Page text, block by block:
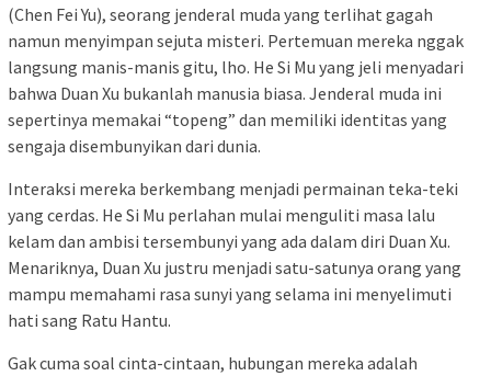
(Chen Fei Yu), seorang jenderal muda yang terlihat gagah
namun menyimpan sejuta misteri. Pertemuan mereka nggak
langsung manis-manis gitu, lho. He Si Mu yang jeli menyadari
bahwa Duan Xu bukanlah manusia biasa. Jenderal muda ini
sepertinya memakai “topeng” dan memiliki identitas yang
sengaja disembunyikan dari dunia.
Interaksi mereka berkembang menjadi permainan teka-teki
yang cerdas. He Si Mu perlahan mulai menguliti masa lalu
kelam dan ambisi tersembunyi yang ada dalam diri Duan Xu.
Menariknya, Duan Xu justru menjadi satu-satunya orang yang
mampu memahami rasa sunyi yang selama ini menyelimuti
hati sang Ratu Hantu.
Gak cuma soal cinta-cintaan, hubungan mereka adalah